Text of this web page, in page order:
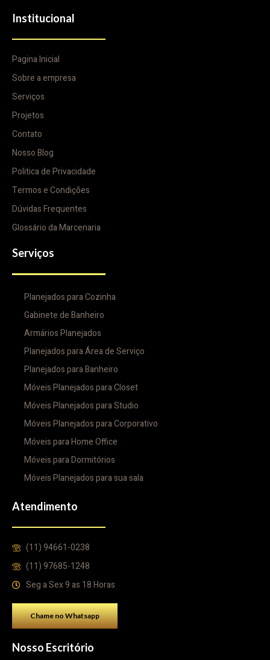
Institucional
Pagina Inicial
Sobre a empresa
Serviços
Projetos
Contato
Nosso Blog
Politica de Privacidade
Termos e Condições
Dúvidas Frequentes
Glossário da Marcenaria
Serviços
Planejados para Cozinha
Gabinete de Banheiro
Armários Planejados
Planejados para Área de Serviço
Planejados para Banheiro
Móveis Planejados para Closet
Móveis Planejados para Studio
Móveis Planejados para Corporativo
Móveis para Home Office
Móveis para Dormitórios
Móveis Planejados para sua sala
Atendimento
(11) 94661-0238
(11) 97685-1248
Seg a Sex 9 as 18 Horas
Chame no Whatsapp
Nosso Escritório